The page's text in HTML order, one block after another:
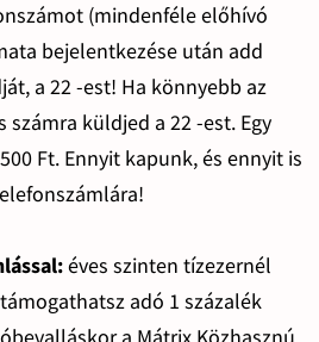
(mindenféle előhívó
bejelentkezése után add
a 22 -est! Ha könnyebb az
számra küldjed a 22 -est. Egy
Ft. Ennyit kapunk, és ennyit is
éves szinten tízezernél
adó 1 százalék